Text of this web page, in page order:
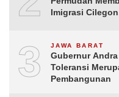
Imigrasi
3 JAWA BARAT
Gubernur
Toleransi
Pembangunan